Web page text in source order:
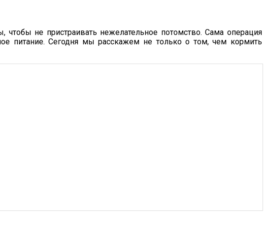
не пристраивать нежелательное потомство. Сама операция
питание. Сегодня мы расскажем не только о том, чем кормить